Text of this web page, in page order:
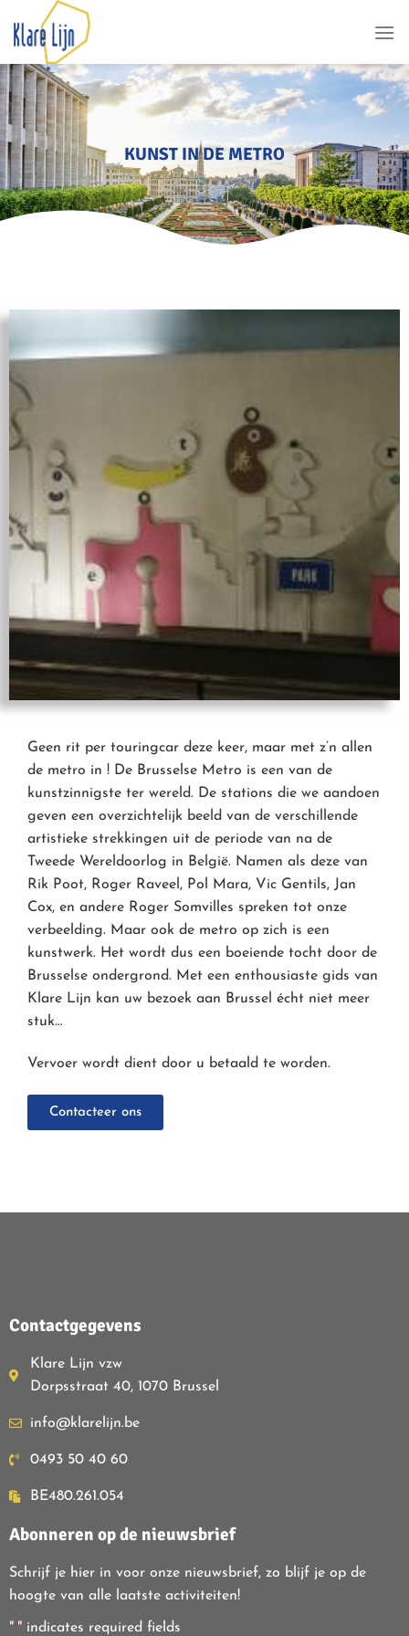
KUNST IN DE METRO
Geen rit per touringcar deze keer, maar met z’n allen
de metro in ! De Brusselse Metro is een van de
kunstzinnigste ter wereld. De stations die we aandoen
geven een overzichtelijk beeld van de verschillende
artistieke strekkingen uit de periode van na de
Tweede Wereldoorlog in België. Namen als deze van
Rik Poot, Roger Raveel, Pol Mara, Vic Gentils, Jan
Cox, en andere Roger Somvilles spreken tot onze
verbeelding. Maar ook de metro op zich is een
kunstwerk. Het wordt dus een boeiende tocht door de
Brusselse ondergrond. Met een enthousiaste gids van
Klare Lijn kan uw bezoek aan Brussel écht niet meer
stuk…
Vervoer wordt dient door u betaald te worden.
Contacteer ons
Contactgegevens
Klare Lijn vzw
Dorpsstraat 40, 1070 Brussel
info@klarelijn.be
0493 50 40 60
BE480.261.054
Abonneren op de nieuwsbrief
Schrijf je hier in voor onze nieuwsbrief, zo blijf je op de
hoogte van alle laatste activiteiten!
"*" indicates required fields